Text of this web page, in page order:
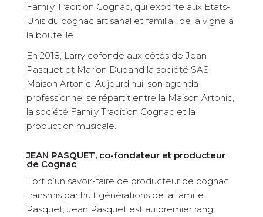
Family Tradition Cognac, qui exporte aux Etats-
Unis du cognac artisanal et familial, de la vigne à
la bouteille.
En 2018, Larry cofonde aux côtés de Jean
Pasquet et Marion Duband la société SAS
Maison Artonic. Aujourd’hui, son agenda
professionnel se répartit entre la Maison Artonic,
la société Family Tradition Cognac et la
production musicale.
JEAN PASQUET, co-fondateur et producteur
de Cognac
Fort d’un savoir-faire de producteur de cognac
transmis par huit générations de la famille
Pasquet, Jean Pasquet est au premier rang